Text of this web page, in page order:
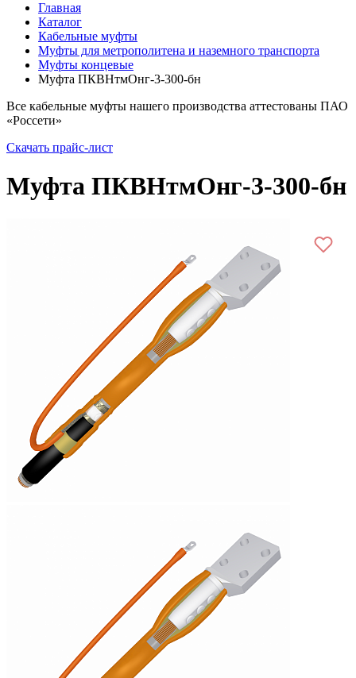
Главная
Каталог
Кабельные муфты
Муфты для метрополитена и наземного транспорта
Муфты концевые
Муфта ПКВНтмОнг-3-300-бн
Все кабельные муфты нашего производства аттестованы ПАО
«Россети»
Скачать прайс-лист
Муфта ПКВНтмОнг-3-300-бн